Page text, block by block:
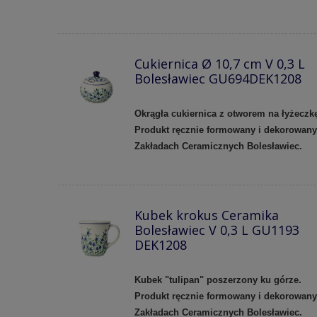
Cukiernica Ø 10,7 cm V 0,3 L
Bolesławiec GU694DEK1208
Okrągła cukiernica z otworem na
Produkt ręcznie formowany i
Zakładach Ceramicznych Bolesławiec.
Kubek krokus Ceramika
Bolesławiec V 0,3 L GU1193
DEK1208
Kubek "tulipan" poszerzony ku górze.
Produkt ręcznie formowany i
Zakładach Ceramicznych Bolesławiec.